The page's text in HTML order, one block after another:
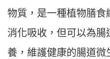
物質，是一種植物膳食
消化吸收，但可以為腸
養，維護健康的腸道